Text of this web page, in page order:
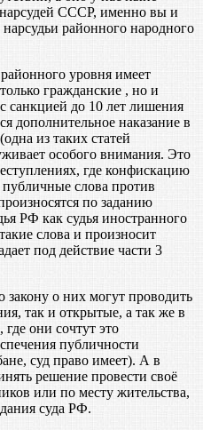
нарсудей СССР, именно вы и
районного народного
уровня имеет
гражданские , но и
санкцией до 10 лет лишения
дополнительное наказание в
из таких статей
особого внимания. Это
где конфискацию
слова против
по заданию
РФ как судья иностранного
слова и произносит
под действие части 3
о них могут проводить
так и открытые, а так же в
они сочтут это
публичности
суд право имеет). А в
решение провести своё
или по месту жительства,
суда РФ.